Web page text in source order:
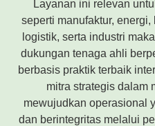
Layanan ini relevan
seperti manufaktur,
logistik, serta industri
dukungan tenaga ahli
berbasis praktik terbaik
mitra strategis dalam
mewujudkan operasional
dan berintegritas melalui